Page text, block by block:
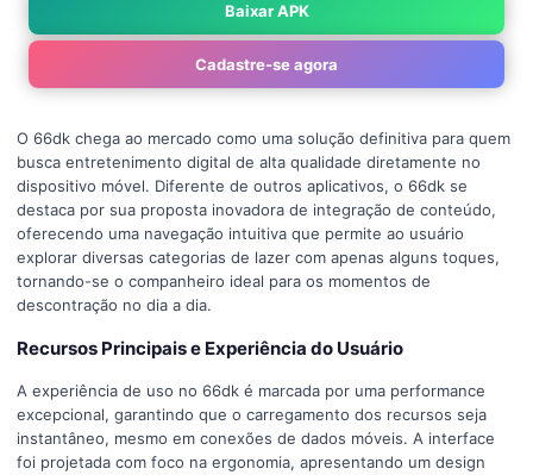
Baixar APK
Cadastre-se agora
O 66dk chega ao mercado como uma solução definitiva para quem
busca entretenimento digital de alta qualidade diretamente no
dispositivo móvel. Diferente de outros aplicativos, o 66dk se
destaca por sua proposta inovadora de integração de conteúdo,
oferecendo uma navegação intuitiva que permite ao usuário
explorar diversas categorias de lazer com apenas alguns toques,
tornando-se o companheiro ideal para os momentos de
descontração no dia a dia.
Recursos Principais e Experiência do Usuário
A experiência de uso no 66dk é marcada por uma performance
excepcional, garantindo que o carregamento dos recursos seja
instantâneo, mesmo em conexões de dados móveis. A interface
foi projetada com foco na ergonomia, apresentando um design